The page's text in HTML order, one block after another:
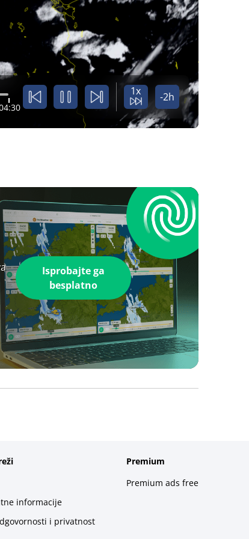
1x -2h
Isprobajte ga
besplatno
informacije
i privatnost
Premium
Premium ads free